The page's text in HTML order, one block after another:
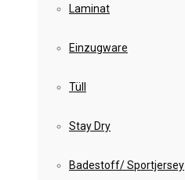
Laminat
Einzugware
Tüll
Stay Dry
Badestoff/ Sportjersey